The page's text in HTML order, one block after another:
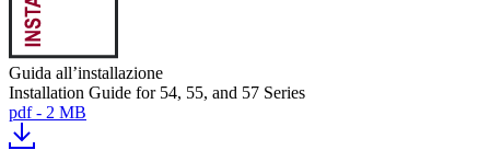
Guida all’installazione
Installation Guide for 54, 55, and 57 Series
pdf - 2 MB